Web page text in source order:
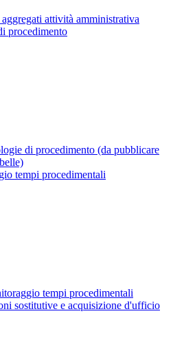
attività amministrativa
procedimento
di procedimento (da pubblicare
tempi procedimentali
tempi procedimentali
sostitutive e acquisizione d'ufficio